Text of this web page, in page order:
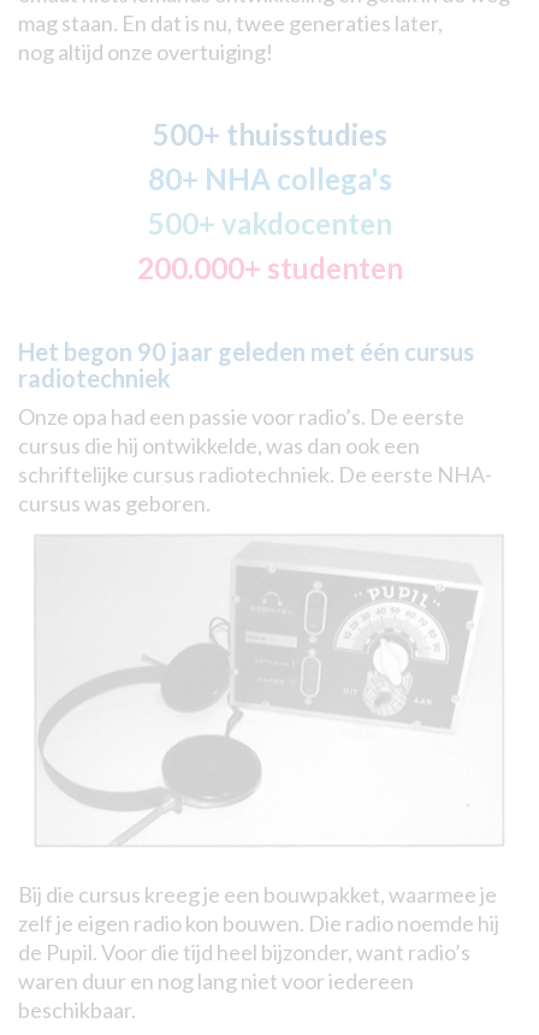
mag staan. En dat is nu, twee generaties later,
nog altijd onze overtuiging!
500+ thuisstudies
80+ NHA collega's
500+ vakdocenten
200.000+ studenten
Het begon 90 jaar geleden met één cursus
radiotechniek
Onze opa had een passie voor radio’s. De eerste
cursus die hij ontwikkelde, was dan ook een
schriftelijke cursus radiotechniek. De eerste NHA-
cursus was geboren.
Bij die cursus kreeg je een bouwpakket, waarmee je
zelf je eigen radio kon bouwen. Die radio noemde hij
de Pupil. Voor die tijd heel bijzonder, want radio’s
waren duur en nog lang niet voor iedereen
beschikbaar.